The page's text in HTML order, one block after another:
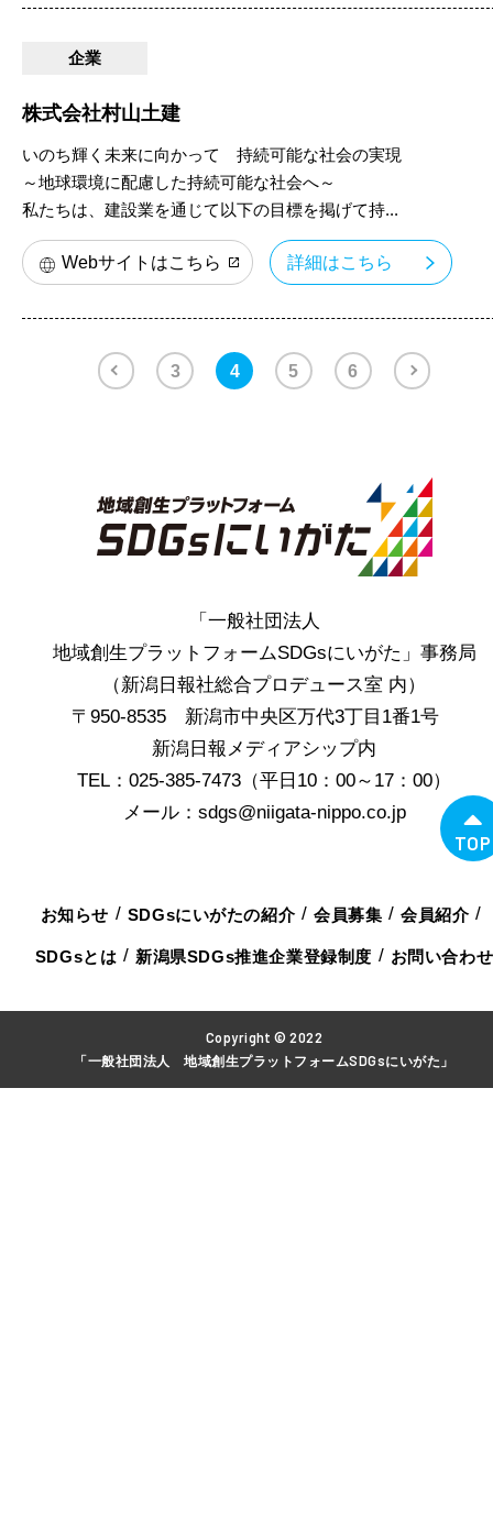
企業
株式会社村山土建
いのち輝く未来に向かって 持続可能な社会の実現
～地球環境に配慮した持続可能な社会へ～
私たちは、建設業を通じて以下の目標を掲げて持...
Webサイトはこちら 詳細はこちら
3 4 5 6
TOP
「一般社団法人
地域創生プラットフォームSDGsにいがた」事務局
（新潟日報社総合プロデュース室 内）
〒950-8535 新潟市中央区万代3丁目1番1号
新潟日報メディアシップ内
TEL：025-385-7473（平日10：00～17：00）
メール：sdgs@niigata-nippo.co.jp
お知らせ SDGsにいがたの紹介 会員募集 会員紹介
SDGsとは 新潟県SDGs推進企業登録制度 お問い合わせ
Copyright © 2022
「一般社団法人 地域創生プラットフォームSDGsにいがた」